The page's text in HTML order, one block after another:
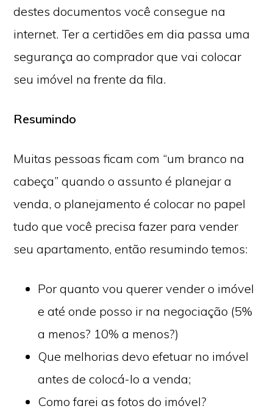
destes documentos você consegue na
internet. Ter a certidões em dia passa uma
segurança ao comprador que vai colocar
seu imóvel na frente da fila.
Resumindo
Muitas pessoas ficam com “um branco na
cabeça” quando o assunto é planejar a
venda, o planejamento é colocar no papel
tudo que você precisa fazer para vender
seu apartamento, então resumindo temos:
Por quanto vou querer vender o imóvel
e até onde posso ir na negociação (5%
a menos? 10% a menos?)
Que melhorias devo efetuar no imóvel
antes de colocá-lo a venda;
Como farei as fotos do imóvel?